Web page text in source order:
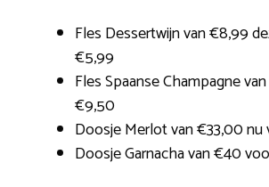
Fles Dessertwijn van €8,99
€5,99
Fles Spaanse Champagne
€9,50
Doosje Merlot van €33,00 nu
Doosje Garnacha van €40